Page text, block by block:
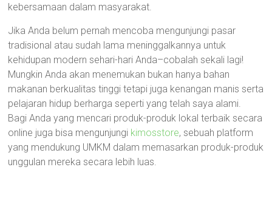
kebersamaan dalam masyarakat.
Jika Anda belum pernah mencoba mengunjungi pasar
tradisional atau sudah lama meninggalkannya untuk
kehidupan modern sehari-hari Anda–cobalah sekali lagi!
Mungkin Anda akan menemukan bukan hanya bahan
makanan berkualitas tinggi tetapi juga kenangan manis serta
pelajaran hidup berharga seperti yang telah saya alami.
Bagi Anda yang mencari produk-produk lokal terbaik secara
online juga bisa mengunjungi kimosstore, sebuah platform
yang mendukung UMKM dalam memasarkan produk-produk
unggulan mereka secara lebih luas.